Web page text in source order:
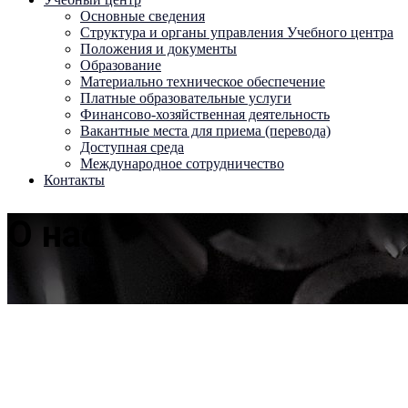
Основные сведения
Структура и органы управления Учебного центра
Положения и документы
Образование
Материально техническое обеспечение
Платные образовательные услуги
Финансово-хозяйственная деятельность
Вакантные места для приема (перевода)
Доступная среда
Международное сотрудничество
Контакты
О нас